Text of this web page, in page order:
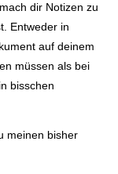
dir Notizen zu
Entweder in
auf deinem
müssen als bei
bisschen
meinen bisher